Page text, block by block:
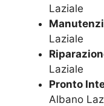
Laziale
Laziale
Laziale
Pronto
Albano